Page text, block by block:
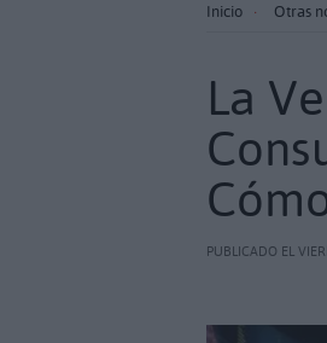
Inicio Otras
La
PUBLICADO EL